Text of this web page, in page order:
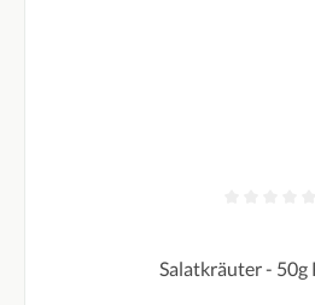
Salatkräuter - 50g